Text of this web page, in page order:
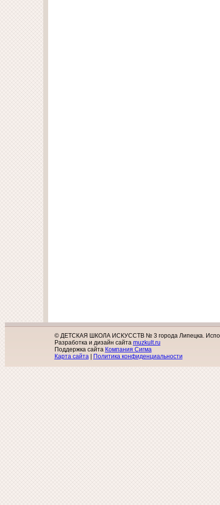
© ДЕТСКАЯ ШКОЛА ИСКУССТВ № 3 города Липецка.
Разработка и дизайн сайта muzkult.ru
Поддержка сайта Компания Сигма
Карта сайта | Политика конфиденциальности